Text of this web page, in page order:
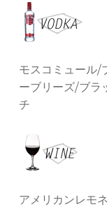
モスコミュール/
ーブリーズ/ブラ
チ
アメリカンレモ